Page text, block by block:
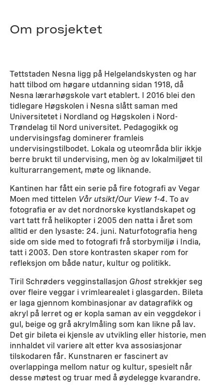
Om prosjektet
Tettstaden Nesna ligg på Helgelandskysten og har
hatt tilbod om høgare utdanning sidan 1918, då
Nesna lærarhøgskole vart etablert. I 2016 blei den
tidlegare Høgskolen i Nesna slått saman med
Universitetet i Nordland og Høgskolen i Nord-
Trøndelag til Nord universitet. Pedagogikk og
undervisingsfag dominerer framleis
undervisingstilbodet. Lokala og uteområda blir ikkje
berre brukt til undervising, men òg av lokalmiljøet til
kulturarrangement, møte og liknande.
Kantinen har fått ein serie på fire fotografi av Vegar
Moen med tittelen Vår utsikt/Our View 1-4. To av
fotografia er av det nordnorske kystlandskapet og
vart tatt frå helikopter i 2005 den natta i året som
alltid er den lysaste: 24. juni. Naturfotografia heng
side om side med to fotografi frå storbymiljø i India,
tatt i 2003. Den store kontrasten skaper rom for
refleksjon om både natur, kultur og politikk.
Tiril Schrøders vegginstallasjon Ghost strekkjer seg
over fleire veggar i vrimlearealet i glasgarden. Bileta
er laga gjennom kombinasjonar av datagrafikk og
akryl på lerret og er kopla saman av ein veggdekor i
gul, beige og grå akrylmåling som kan likne på lav.
Det gir bileta ei kjensle av utvikling eller historie, men
innhaldet vil variere alt etter kva assosiasjonar
tilskodaren får. Kunstnaren er fascinert av
overlappinga mellom natur og kultur, spesielt når
desse møtest og truar med å øydelegge kvarandre.